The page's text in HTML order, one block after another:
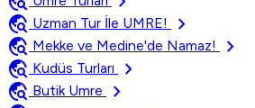
travel_explore Uzman Tur İle UMRE!
chevron_right
travel_explore Mekke ve Medine'de Namaz!
chevron_right
travel_explore Kudüs Turları
chevron_right
travel_explore Butik Umre
chevron_right